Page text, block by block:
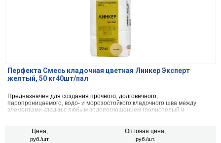
Перфекта Смесь кладочная цветная Линкер Эксперт
желтый, 50 кг40шт/пал
Предназначен для создания прочного, долговечного,
паропроницаемого, водо- и морозостойкого кладочного шва между
элементами кладки с любым водопоглощением (полнотелый и
натурального камня) с одновременной декоративной расшивкой швов
Цена,
руб./шт.
Оптовая цена,
руб./шт.